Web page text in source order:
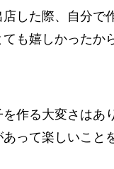
店した際、自分で
も嬉しかったか
作る大変さはあ
あって楽しいこと